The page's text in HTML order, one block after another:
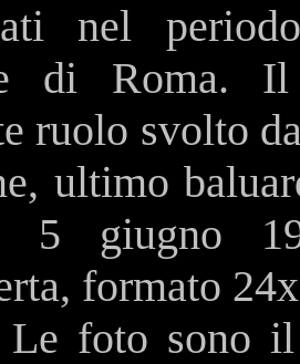
nel
di Roma.
ruolo svolto
ultimo
giugno
formato
Le foto sono